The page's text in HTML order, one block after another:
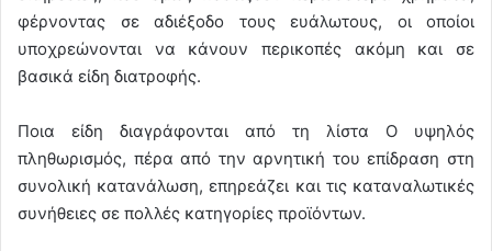
φέρνοντας σε αδιέξοδο τους ευάλωτους, οι οποίοι
υποχρεώνονται να κάνουν περικοπές ακόμη και σε
βασικά είδη διατροφής.
Ποια είδη διαγράφονται από τη λίστα Ο υψηλός
πληθωρισμός, πέρα από την αρνητική του επίδραση στη
συνολική κατανάλωση, επηρεάζει και τις καταναλωτικές
συνήθειες σε πολλές κατηγορίες προϊόντων.